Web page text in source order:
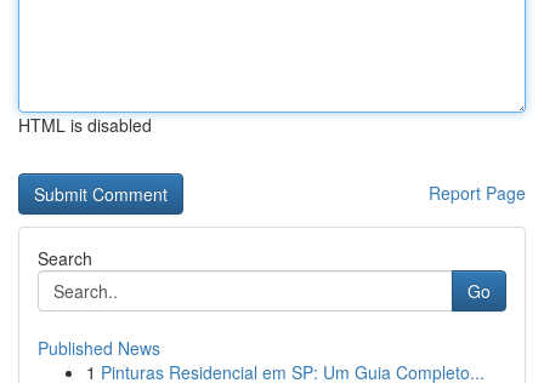
HTML is disabled
Report Page
Search
Go
Published News
1 Pinturas Residencial em SP: Um Guia Completo...